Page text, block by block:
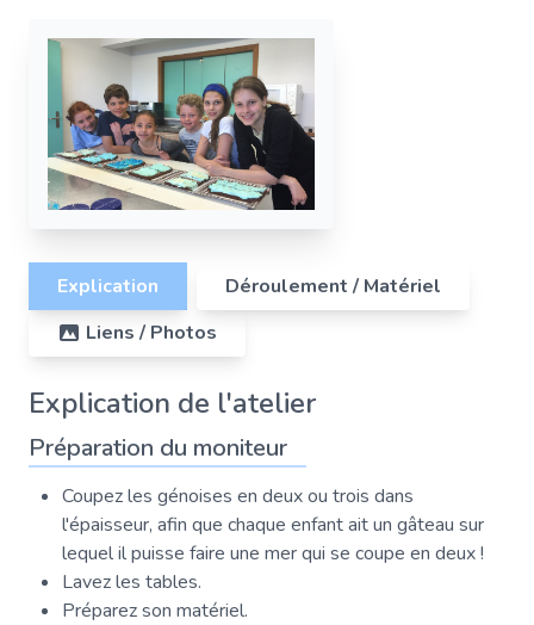
Explication
Déroulement / Matériel
Liens / Photos
Explication de l'atelier
Préparation du moniteur
Coupez les génoises en deux ou trois dans
l'épaisseur, afin que chaque enfant ait un gâteau sur
lequel il puisse faire une mer qui se coupe en deux !
Lavez les tables.
Préparez son matériel.